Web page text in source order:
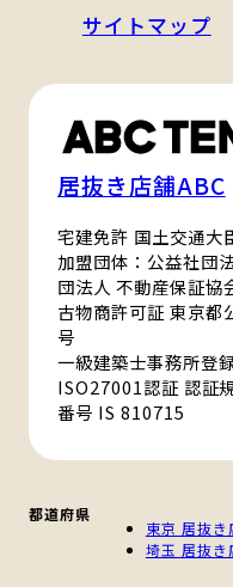
サイトマップ
居抜き店舗ABC
宅建免許 国土交通大
加盟団体：公益社団
団法人 不動産保証協
古物商許可証 東京
号
一級建築士事務所登
ISO27001認証 認証
番号 IS 810715
都道府県
東京 居抜き
埼玉 居抜き